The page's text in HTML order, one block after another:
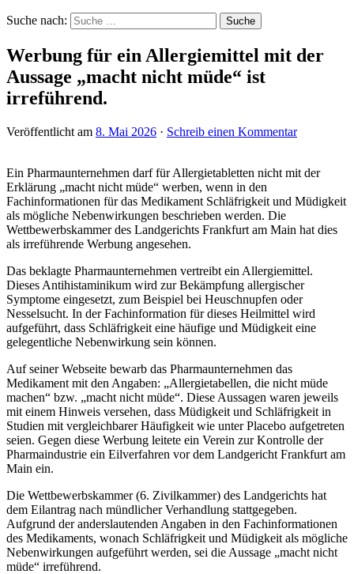
Suche nach:
Werbung für ein Allergiemittel mit der
Aussage „macht nicht müde“ ist
irreführend.
Veröffentlicht am 8. Mai 2026 · Schreib einen Kommentar
Ein Pharmaunternehmen darf für Allergietabletten nicht mit der
Erklärung „macht nicht müde“ werben, wenn in den
Fachinformationen für das Medikament Schläfrigkeit und Müdigkeit
als mögliche Nebenwirkungen beschrieben werden. Die
Wettbewerbskammer des Landgerichts Frankfurt am Main hat dies
als irreführende Werbung angesehen.
Das beklagte Pharmaunternehmen vertreibt ein Allergiemittel.
Dieses Antihistaminikum wird zur Bekämpfung allergischer
Symptome eingesetzt, zum Beispiel bei Heuschnupfen oder
Nesselsucht. In der Fachinformation für dieses Heilmittel wird
aufgeführt, dass Schläfrigkeit eine häufige und Müdigkeit eine
gelegentliche Nebenwirkung sein können.
Auf seiner Webseite bewarb das Pharmaunternehmen das
Medikament mit den Angaben: „Allergietabellen, die nicht müde
machen“ bzw. „macht nicht müde“. Diese Aussagen waren jeweils
mit einem Hinweis versehen, dass Müdigkeit und Schläfrigkeit in
Studien mit vergleichbarer Häufigkeit wie unter Placebo aufgetreten
seien. Gegen diese Werbung leitete ein Verein zur Kontrolle der
Pharmaindustrie ein Eilverfahren vor dem Landgericht Frankfurt am
Main ein.
Die Wettbewerbskammer (6. Zivilkammer) des Landgerichts hat
dem Eilantrag nach mündlicher Verhandlung stattgegeben.
Aufgrund der anderslautenden Angaben in den Fachinformationen
des Medikaments, wonach Schläfrigkeit und Müdigkeit als mögliche
Nebenwirkungen aufgeführt werden, sei die Aussage „macht nicht
müde“ irreführend.